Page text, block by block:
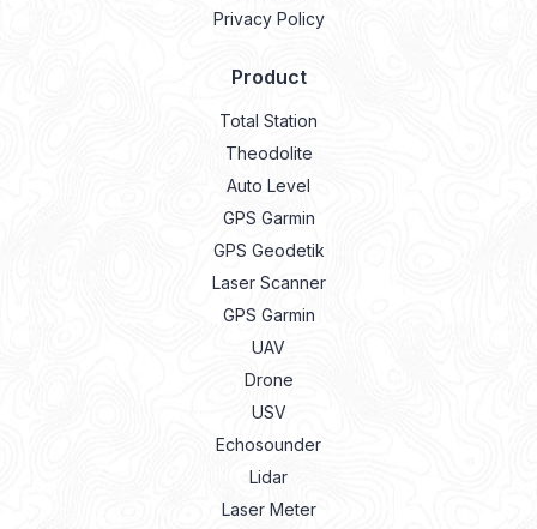
Privacy Policy
Product
Total Station
Theodolite
Auto Level
GPS Garmin
GPS Geodetik
Laser Scanner
GPS Garmin
UAV
Drone
USV
Echosounder
Lidar
Laser Meter